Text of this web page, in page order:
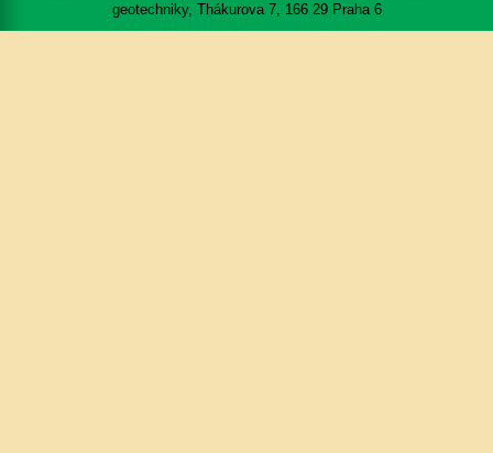
geotechniky, Thákurova 7, 166 29 Praha 6